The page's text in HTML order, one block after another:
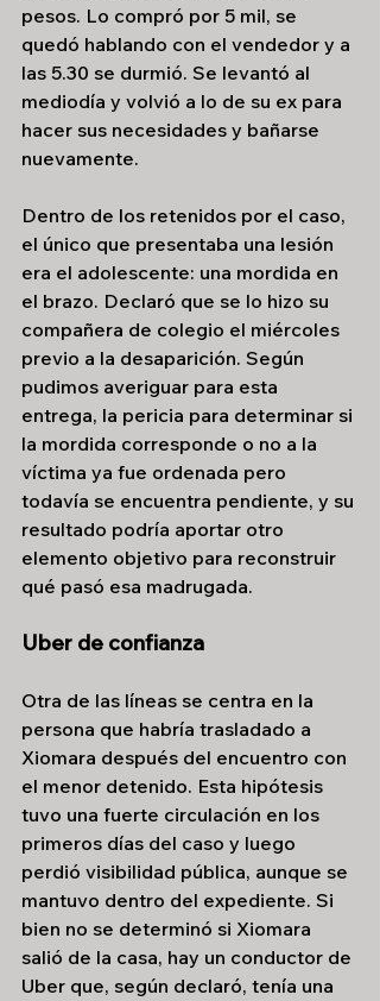
pesos. Lo compró por 5 mil, se
quedó hablando con el vendedor y a
las 5.30 se durmió. Se levantó al
mediodía y volvió a lo de su ex para
hacer sus necesidades y bañarse
nuevamente.
Dentro de los retenidos por el caso,
el único que presentaba una lesión
era el adolescente: una mordida en
el brazo. Declaró que se lo hizo su
compañera de colegio el miércoles
previo a la desaparición. Según
pudimos averiguar para esta
entrega, la pericia para determinar si
la mordida corresponde o no a la
víctima ya fue ordenada pero
todavía se encuentra pendiente, y su
resultado podría aportar otro
elemento objetivo para reconstruir
qué pasó esa madrugada.
Uber de confianza
Otra de las líneas se centra en la
persona que habría trasladado a
Xiomara después del encuentro con
el menor detenido. Esta hipótesis
tuvo una fuerte circulación en los
primeros días del caso y luego
perdió visibilidad pública, aunque se
mantuvo dentro del expediente. Si
bien no se determinó si Xiomara
salió de la casa, hay un conductor de
Uber que, según declaró, tenía una